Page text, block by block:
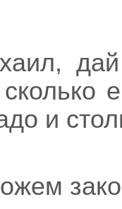
и